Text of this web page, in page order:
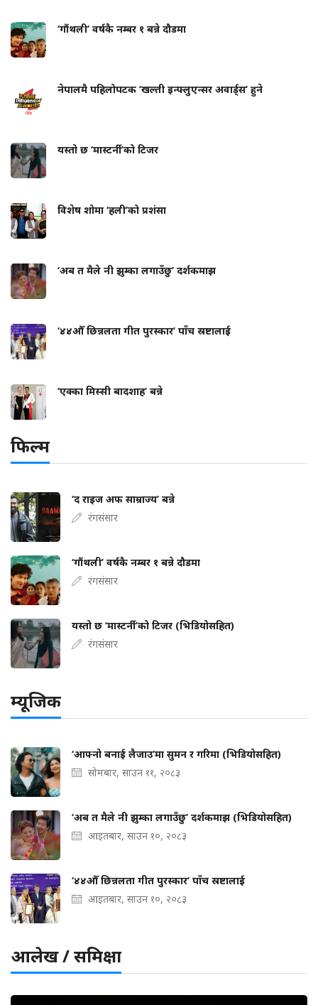
‘गौंथली’ वर्षकै नम्बर १ बन्ने दौडमा
नेपालमै पहिलोपटक ‘खल्ती इन्फ्लुएन्सर अवार्ड्स’ हुने
यस्तो छ ‘मास्टर्नी’को टिजर
विशेष शोमा ‘हली’को प्रशंसा
‘अब त मैले नी झुम्का लगाउँछु’ दर्शकमाझ
‘४४औँ छिन्नलता गीत पुरस्कार’ पाँच स्रष्टालाई
‘एक्का मिस्सी बादशाह’ बन्ने
फिल्म
‘द राइज अफ साम्राज्य’ बन्ने
रंगसंसार
‘गौंथली’ वर्षकै नम्बर १ बन्ने दौडमा
रंगसंसार
यस्तो छ ‘मास्टर्नी’को टिजर (भिडियोसहित)
रंगसंसार
म्यूजिक
‘आफ्नो बनाई लैजाउ’मा सुमन र गरिमा (भिडियोसहित)
सोमबार, साउन ११, २०८३
‘अब त मैले नी झुम्का लगाउँछु’ दर्शकमाझ (भिडियोसहित)
आइतबार, साउन १०, २०८३
‘४४औँ छिन्नलता गीत पुरस्कार’ पाँच स्रष्टालाई
आइतबार, साउन १०, २०८३
आलेख / समिक्षा